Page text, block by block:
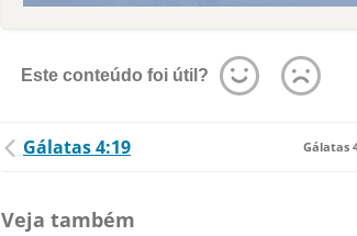
Este conteúdo foi útil?
Gálatas 4:19 Gálatas
Veja também